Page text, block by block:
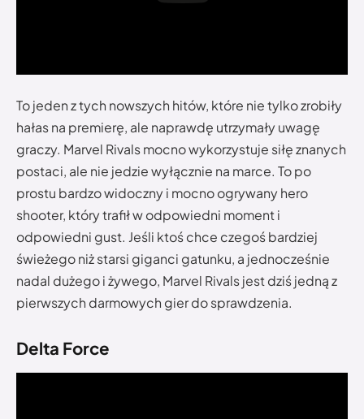
To jeden z tych nowszych hitów, które nie tylko zrobiły
hałas na premierę, ale naprawdę utrzymały uwagę
graczy. Marvel Rivals mocno wykorzystuje siłę znanych
postaci, ale nie jedzie wyłącznie na marce. To po
prostu bardzo widoczny i mocno ogrywany hero
shooter, który trafił w odpowiedni moment i
odpowiedni gust. Jeśli ktoś chce czegoś bardziej
świeżego niż starsi giganci gatunku, a jednocześnie
nadal dużego i żywego, Marvel Rivals jest dziś jedną z
pierwszych darmowych gier do sprawdzenia.
Delta Force